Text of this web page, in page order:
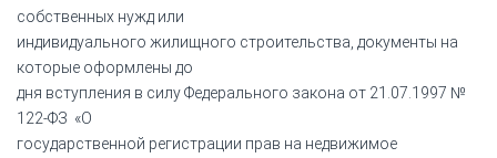
собственных нужд или
индивидуального жилищного строительства, документы на
которые оформлены до
дня вступления в силу Федерального закона от 21.07.1997 №
122-ФЗ «О
государственной регистрации прав на недвижимое